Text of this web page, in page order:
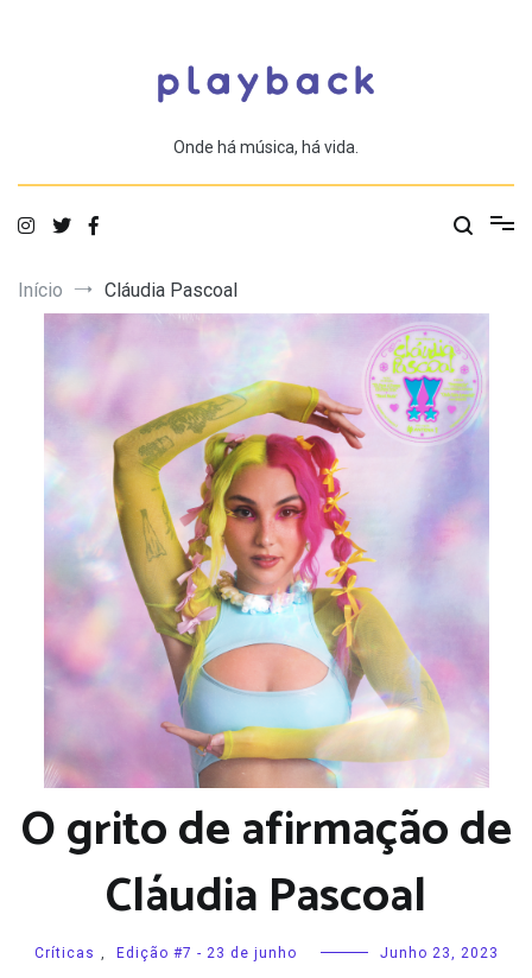
Onde há música, há vida.
Início Cláudia Pascoal
O grito de afirmação de
Cláudia Pascoal
Críticas , Edição #7 - 23 de junho Junho 23, 2023